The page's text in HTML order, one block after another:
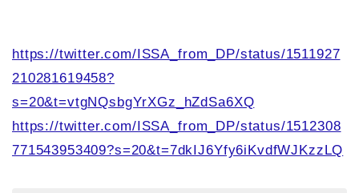
https://twitter.com/ISSA_from_DP/status/1511927
210281619458?
s=20&t=vtgNQsbgYrXGz_hZdSa6XQ
https://twitter.com/ISSA_from_DP/status/1512308
771543953409?s=20&t=7dkIJ6Yfy6iKvdfWJKzzLQ